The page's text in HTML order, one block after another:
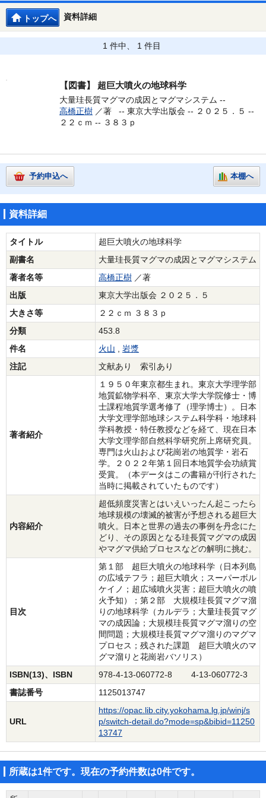
資料詳細
トップへ
1 件中、 1 件目
【図書】 超巨大噴火の地球科学
大量珪長質マグマの成因とマグマシステム --
高橋正樹 ／著 -- 東京大学出版会 -- ２０２５．５ --
２２ｃｍ -- ３８３ｐ
予約申込へ 本棚へ
資料詳細
タイトル
超巨大噴火の地球科学
副書名
大量珪長質マグマの成因とマグマシステム
著者名等
高橋正樹 ／著
出版
東京大学出版会 ２０２５．５
大きさ等
２２ｃｍ ３８３ｐ
分類
453.8
件名
火山 , 岩漿
注記
文献あり 索引あり
著者紹介
１９５０年東京都生まれ。東京大学理学部
地質鉱物学科卒、東京大学大学院修士・博
士課程地質学選考修了（理学博士）。日本
大学文理学部地球システム科学科・地球科
学科教授・特任教授などを経て、現在日本
大学文理学部自然科学研究所上席研究員。
専門は火山および花崗岩の地質学・岩石
学。２０２２年第１回日本地質学会功績賞
受賞。（本データはこの書籍が刊行された
当時に掲載されていたものです）
内容紹介
超低頻度災害とはいえいったん起こったら
地球規模の壊滅的被害が予想される超巨大
噴火。日本と世界の過去の事例を丹念にた
どり、その原因となる珪長質マグマの成因
やマグマ供給プロセスなどの解明に挑む。
目次
第１部 超巨大噴火の地球科学（日本列島
の広域テフラ；超巨大噴火；スーパーボル
ケイノ；超広域噴火災害；超巨大噴火の噴
火予知）；第２部 大規模珪長質マグマ溜
りの地球科学（カルデラ；大量珪長質マグ
マの成因論；大規模珪長質マグマ溜りの空
間問題；大規模珪長質マグマ溜りのマグマ
プロセス；残された課題 超巨大噴火のマ
グマ溜りと花崗岩バソリス）
ISBN(13)、ISBN
978-4-13-060772-8 4-13-060772-3
書誌番号
1125013747
URL
https://opac.lib.city.yokohama.lg.jp/winj/s
p/switch-detail.do?mode=sp&bibid=11250
13747
所蔵は1件です。現在の予約件数は0件です。